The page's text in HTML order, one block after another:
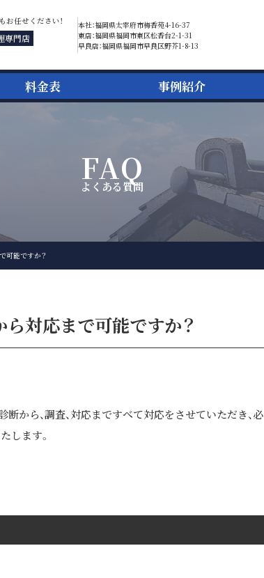
お任せください！
専門店
本社：福岡県太宰府市梅香苑4-16-37
東店：福岡県福岡市東区松香台2-1-31
早良店：福岡県福岡市早良区野芥1-8-13
料金表 事例紹介
FAQ
よくある質問
可能ですか？
対応まで可能ですか？
から、調査、対応まですべて対応をさせていただき、必
します。